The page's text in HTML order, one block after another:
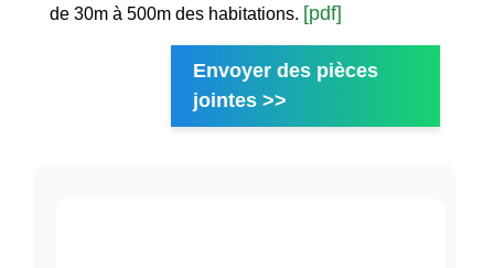
de 30m à 500m des habitations. [pdf]
Envoyer des pièces
jointes >>